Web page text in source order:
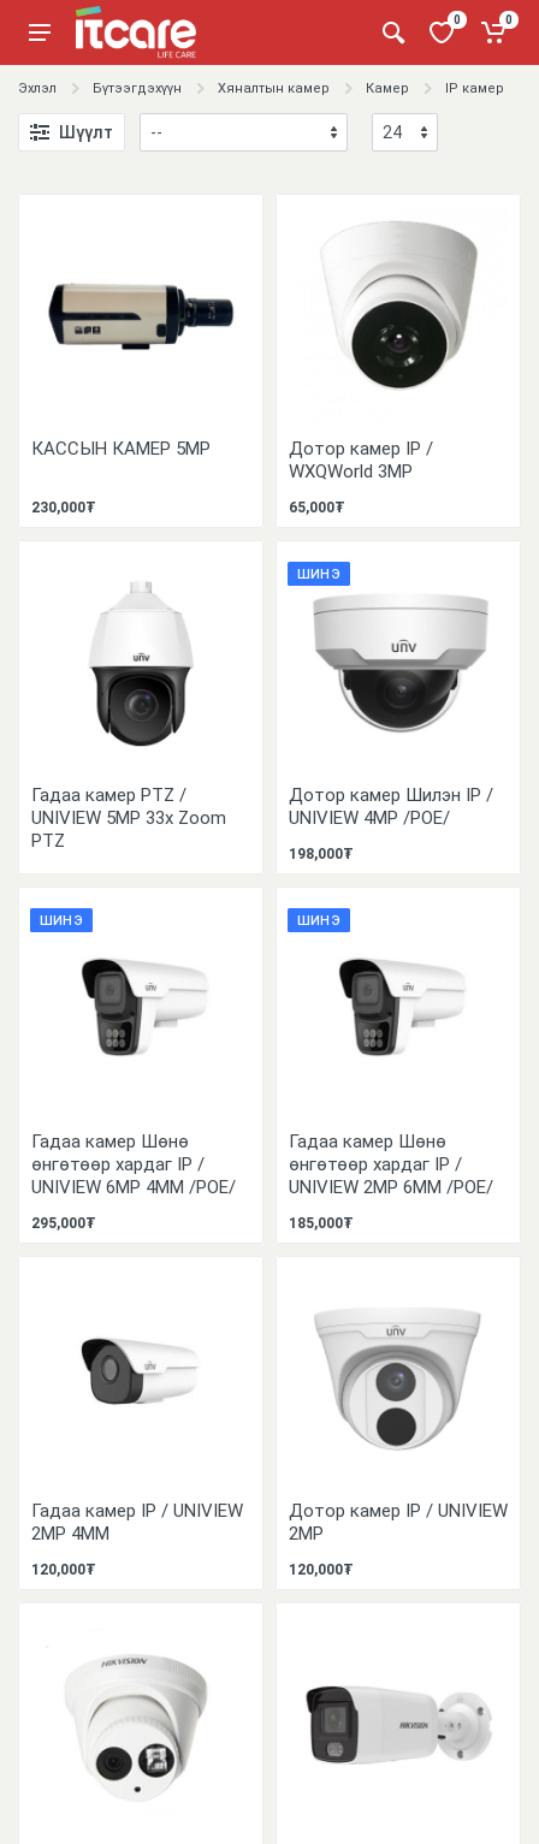
0 0
Эхлэл Бүтээгдэхүүн Хяналтын камер Камер IP камер
Шүүлт
КАССЫН КАМЕР 5MP
230,000₮
Дотор камер IP /
WXQWorld 3MP
65,000₮
Гадаа камер PTZ /
UNIVIEW 5MP 33x Zoom
PTZ
ШИНЭ
Дотор камер Шилэн IP /
UNIVIEW 4MP /POE/
198,000₮
ШИНЭ
Гадаа камер Шөнө
өнгөтөөр хардаг IP /
UNIVIEW 6MP 4MM /POE/
295,000₮
ШИНЭ
Гадаа камер Шөнө
өнгөтөөр хардаг IP /
UNIVIEW 2MP 6MM /POE/
185,000₮
Гадаа камер IP / UNIVIEW
2MP 4MM
120,000₮
Дотор камер IP / UNIVIEW
2MP
120,000₮